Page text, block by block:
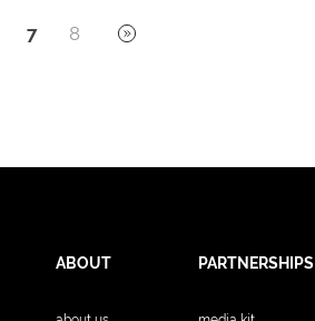
7 8
ABOUT PARTNERSHIPS